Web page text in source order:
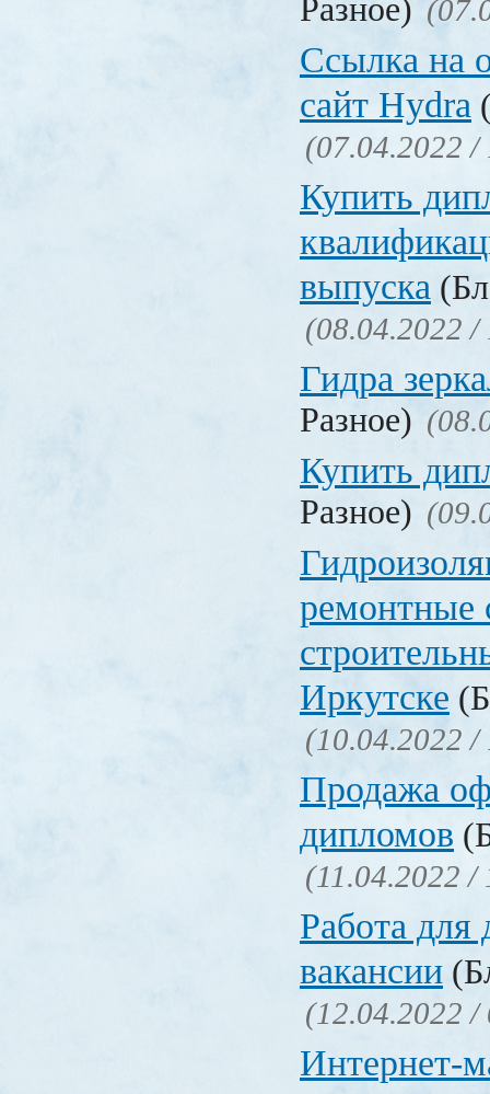
Разное)
Ссылка на
сайт Hydra
(07.04.2022 /
Купить
выпуска
(08.04.2022 /
Гидра
Разное)
Купить
Разное)
ремонтные
Иркутске
(10.04.2022 /
Продажа
дипломов
(11.04.2022 /
Работа для
вакансии
(12.04.2022 /
Интернет-